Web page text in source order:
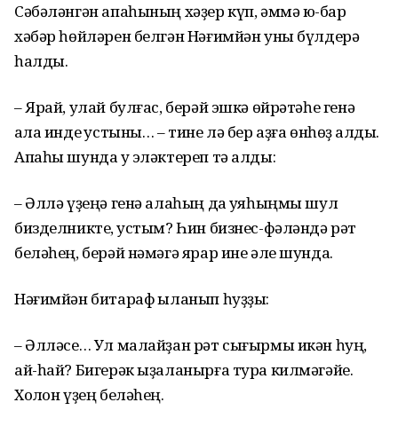
Сәбәләнгән апаһының хәҙер күп, әммә юҡ-бар
хәбәр һөйләрен белгән Нәғимйән уны бүлдерә
һалды.
– Ярай, улай булғас, берәй эшкә өйрәтәһе генә
ҡала инде ҡустыны… – тине лә бер аҙға өнһөҙ ҡалды.
Апаһы шунда уҡ эләктереп тә алды:
– Әллә үҙеңә генә алаһың да ҡуяһыңмы шул
бизделникте, ҡустым? Һин бизнес-фәләндә рәт
беләһең, берәй нәмәгә ярар ине әле шунда.
Нәғимйән битараф ҡыланып һуҙҙы:
– Әлләсе… Ул малайҙан рәт сығырмы икән һуң,
ай-һай? Бигерәк ыҙаланырға тура килмәгәйе.
Холҡон үҙең беләһең.